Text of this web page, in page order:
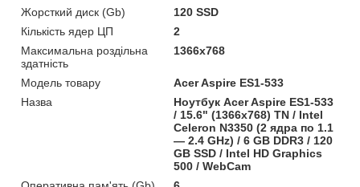
Жорсткий диск (Gb)
120 SSD
Кількість ядер ЦП
2
Максимальна роздільна
здатність
1366x768
Модель товару
Acer Aspire ES1-533
Назва
Ноутбук Acer Aspire ES1-533
/ 15.6" (1366x768) TN / Intel
Celeron N3350 (2 ядра по 1.1
— 2.4 GHz) / 6 GB DDR3 / 120
GB SSD / Intel HD Graphics
500 / WebCam